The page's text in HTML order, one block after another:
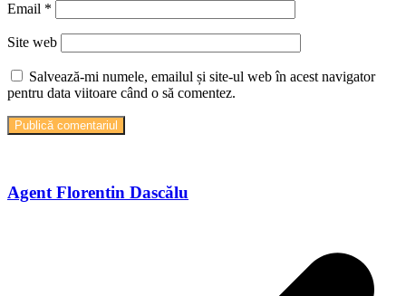
Email *
Site web
Salvează-mi numele, emailul și site-ul web în acest navigator
pentru data viitoare când o să comentez.
Agent Florentin Dascălu